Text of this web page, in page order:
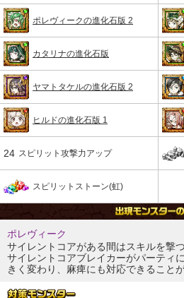
ポレヴィークの進化石版 2
カタリナの進化石版
ヤマトタケルの進化石版 2
ヒルドの進化石版 1
24 スピリット攻撃力アップ
スピリットストーン(虹)
ポレヴィーク
サイレントコアがある間はスキルを撃
サイレントコアブレイカーがパーティ
きく変わり、麻痺にも対応できること